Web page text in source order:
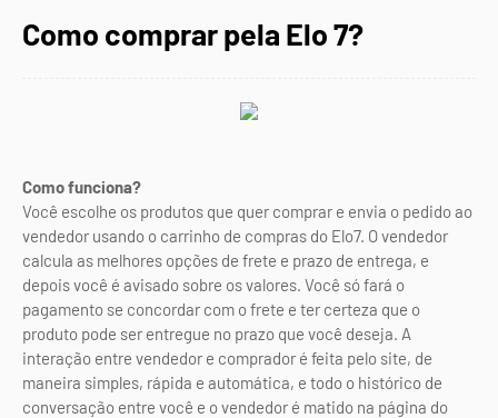
Como comprar pela Elo 7?
Como funciona?
Você escolhe os produtos que quer comprar e envia o pedido ao
vendedor usando o carrinho de compras do Elo7. O vendedor
calcula as melhores opções de frete e prazo de entrega, e
depois você é avisado sobre os valores. Você só fará o
pagamento se concordar com o frete e ter certeza que o
produto pode ser entregue no prazo que você deseja. A
interação entre vendedor e comprador é feita pelo site, de
maneira simples, rápida e automática, e todo o histórico de
conversação entre você e o vendedor é matido na página do